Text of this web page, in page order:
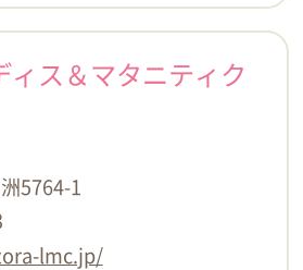
ィス＆マタニティク
5764-1
lmc.jp/